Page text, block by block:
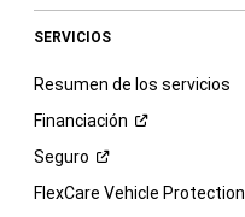
SERVICIOS
Resumen de los servicios
Financiación
Seguro
FlexCare Vehicle Protection